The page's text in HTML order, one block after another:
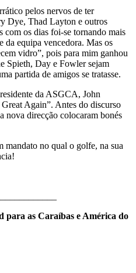
pelos nervos de ter
Dye, Thad Layton e outros
com os dias foi-se tornando mais
da equipa vencedora. Mas os
vidro”, pois para mim ganhou
Spieth, Day e Fowler sejam
partida de amigos se tratasse.
da ASGCA, John
Again”. Antes do discurso
nova direcção colocaram bonés
mandato no qual o golfe, na sua
as Caraíbas e América do